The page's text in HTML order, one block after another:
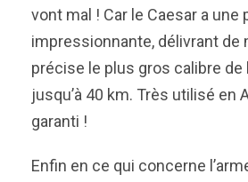
vont mal ! Car le Caesar a
impressionnante, délivrant de
précise le plus gros calibre de
jusqu’à 40 km. Très utilisé en
garanti !
Enfin en ce qui concerne